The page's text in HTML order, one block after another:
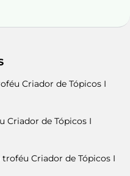
Criador de Tópicos I
Criador de Tópicos I
Criador de Tópicos I